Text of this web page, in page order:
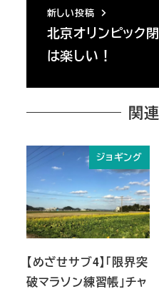
新しい投稿
北京オリンピック
は楽しい！
関
ジョギング
【めざせサブ4】「限界突
破マラソン練習帳」チャ